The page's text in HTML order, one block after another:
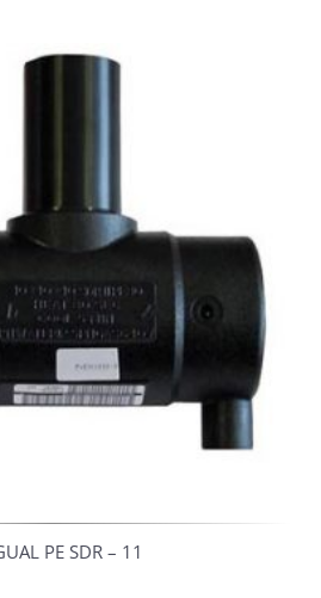
PE SDR – 11